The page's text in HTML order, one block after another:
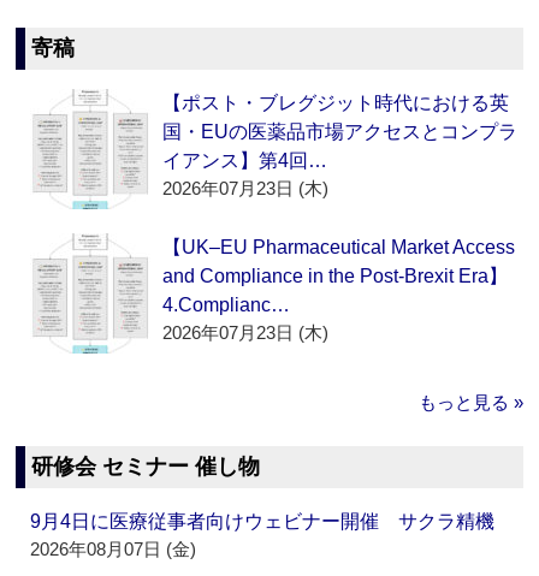
寄稿
【ポスト・ブレグジット時代における英
国・EUの医薬品市場アクセスとコンプラ
イアンス】第4回…
2026年07月23日 (木)
【UK–EU Pharmaceutical Market Access
and Compliance in the Post-Brexit Era】
4.Complianc…
2026年07月23日 (木)
もっと見る »
研修会 セミナー 催し物
9月4日に医療従事者向けウェビナー開催 サクラ精機
2026年08月07日 (金)